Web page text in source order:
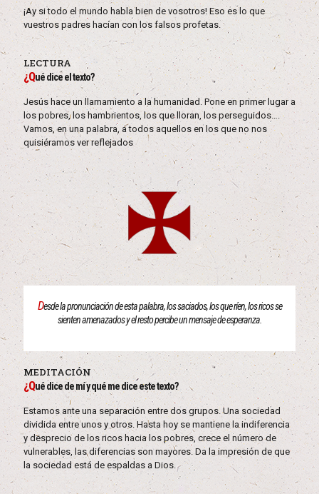
¡Ay si todo el mundo habla bien de vosotros! Eso es lo que
vuestros padres hacían con los falsos profetas.
LECTURA
¿Qué dice el texto?
Jesús hace un llamamiento a la humanidad. Pone en primer lugar a
los pobres, los hambrientos, los que lloran, los perseguidos….
Vamos, en una palabra, a todos aquellos en los que no nos
quisiéramos ver reflejados
Desde la pronunciación de esta palabra, los saciados, los que ríen, los ricos se
sienten amenazados y el resto percibe un mensaje de esperanza.
MEDITACIÓN
¿Qué dice de mí y qué me dice este texto?
Estamos ante una separación entre dos grupos. Una sociedad
dividida entre unos y otros. Hasta hoy se mantiene la indiferencia
y desprecio de los ricos hacia los pobres, crece el número de
vulnerables, las diferencias son mayores. Da la impresión de que
la sociedad está de espaldas a Dios.